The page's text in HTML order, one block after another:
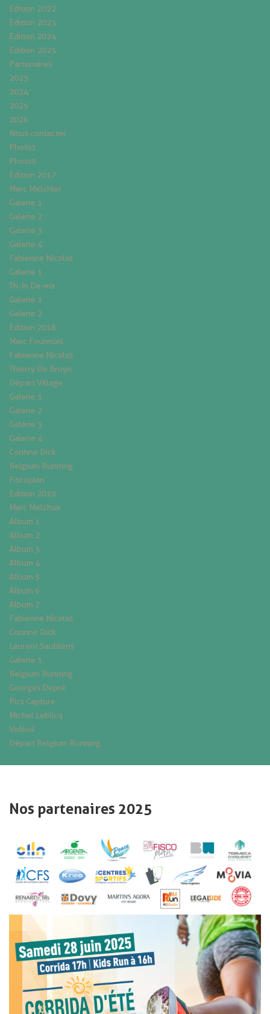
Edition 2022
Edition 2023
Edition 2024
Edition 2025
Partenaires
2023
2024
2025
2026
Nous contacter
Photos
Photos
Edition 2017
Marc Melchior
Galerie 1
Galerie 2
Galerie 3
Galerie 4
Fabienne Nicolas
Galerie 1
Th-In De-ma
Galerie 1
Galerie 2
Edition 2018
Marc Fourmois
Fabienne Nicolas
Thierry De Bruyn
Départ Village
Galerie 1
Galerie 2
Galérie 3
Galerie 4
Corinne Dick
Belgium Running
Fiscoplan
Edition 2019
Marc Melchoir
Album 1
Album 2
Album 3
Album 4
Album 5
Album 6
Album 7
Fabienne Nicolas
Corinne Dick
Laurent Saublens
Galerie 1
Belgium Running
Georges Depré
Pics Capture
Michel Leblicq
Vidéos
Départ Belgium Running
Nos partenaires 2025